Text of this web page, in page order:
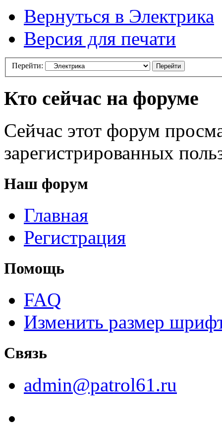
Вернуться в Электрика
Версия для печати
Перейти:
Кто сейчас на форуме
Сейчас этот форум
зарегистрированных
Наш форум
Главная
Регистрация
Помощь
FAQ
Изменить размер
Связь
admin@patrol61.ru